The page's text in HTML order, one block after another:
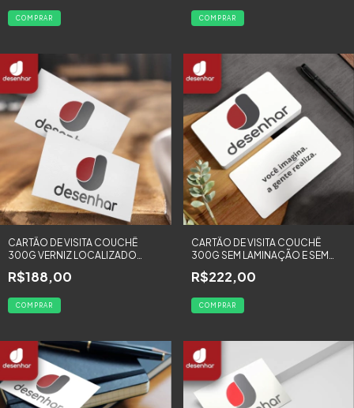
COMPRAR COMPRAR
CARTÃO DE VISITA COUCHÊ
300G VERNIZ LOCALIZADO
500 UNIDADES
R$188,00
COMPRAR
CARTÃO DE VISITA COUCHÊ
300G SEM LAMINAÇÃO E SEM
R$222,00
COMPRAR